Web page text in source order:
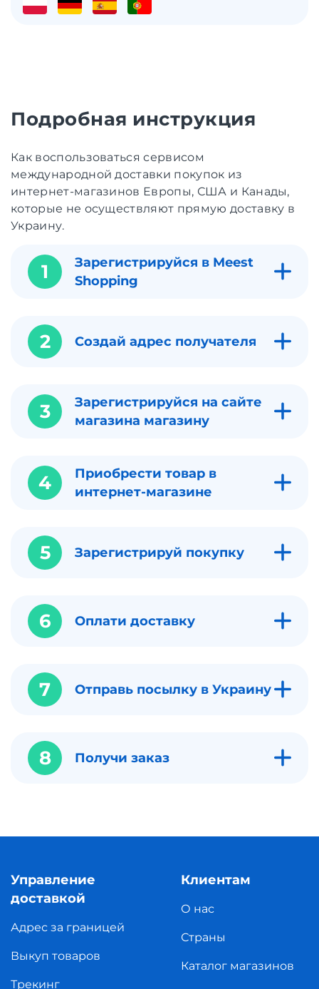
Подробная инструкция
Как воспользоваться сервисом
международной доставки покупок из
интернет-магазинов Европы, США и Канады,
которые не осуществляют прямую доставку в
Украину.
1
Зарегистрируйся в Meest
Shopping
2 Создай адрес получателя
3
Зарегистрируйся на сайте
магазина магазину
4
Приобрести товар в
интернет-магазине
5 Зарегистрируй покупку
6 Оплати доставку
7 Отправь посылку в Украину
8 Получи заказ
Управление
доставкой
Адрес за границей
Выкуп товаров
Трекинг
Клиентам
О нас
Страны
Каталог магазинов